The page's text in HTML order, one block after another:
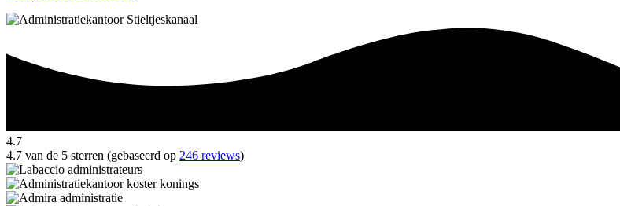
4.7
4.7 van de 5 sterren (gebaseerd op 246 reviews)